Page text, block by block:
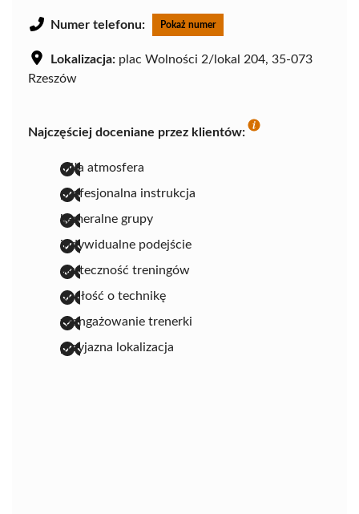
Numer telefonu: Pokaż numer
Lokalizacja: plac Wolności 2/lokal 204, 35-073
Rzeszów
Najczęściej doceniane przez klientów:
miła atmosfera
profesjonalna instrukcja
kameralne grupy
indywidualne podejście
skuteczność treningów
dbałość o technikę
zaangażowanie trenerki
przyjazna lokalizacja